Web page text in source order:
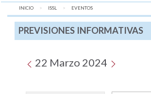
INICIO ISSL AQUÍ:
EVENTOS
PREVISIONES INFORMATIVAS
22 Marzo 2024